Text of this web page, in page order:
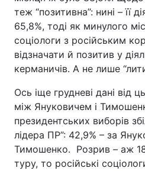
теж “позитивна”: нині – її
65,8%, тоді як минулого
соціологи з російським
відзначати й позитив у
керманичів. А не лише
Ось іще грудневі дані від
між Януковичем і
президентських виборів
лідера ПР”: 42,9% – за
Тимошенко. Розрив – аж
туру, то російські